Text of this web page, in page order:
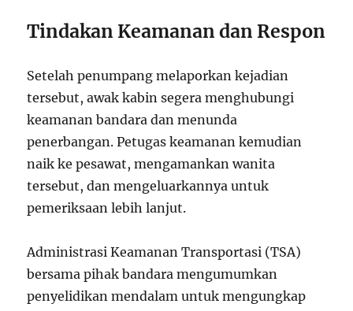
Tindakan Keamanan dan Respon
Setelah penumpang melaporkan kejadian
tersebut, awak kabin segera menghubungi
keamanan bandara dan menunda
penerbangan. Petugas keamanan kemudian
naik ke pesawat, mengamankan wanita
tersebut, dan mengeluarkannya untuk
pemeriksaan lebih lanjut.
Administrasi Keamanan Transportasi (TSA)
bersama pihak bandara mengumumkan
penyelidikan mendalam untuk mengungkap